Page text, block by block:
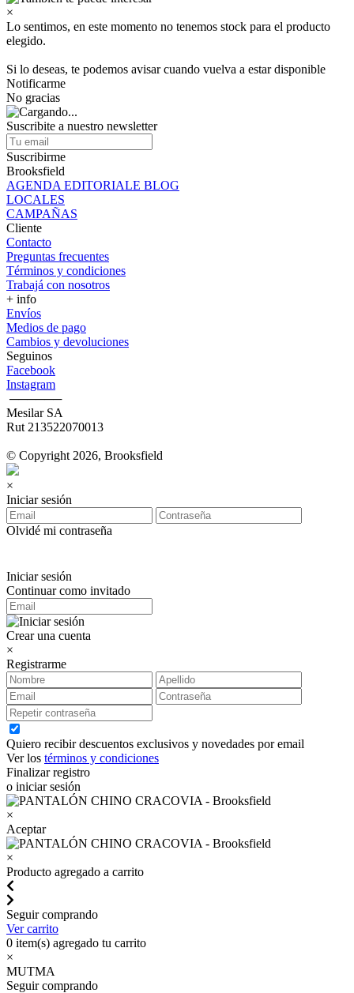
×
Lo sentimos, en este momento no tenemos stock para el producto
elegido.
Si lo deseas, te podemos avisar cuando vuelva a estar disponible
Notificarme
No gracias
Suscribite a nuestro newsletter
Suscribirme
Brooksfield
AGENDA EDITORIALE BLOG
LOCALES
CAMPAÑAS
Cliente
Contacto
Preguntas frecuentes
Términos y condiciones
Trabajá con nosotros
+ info
Envíos
Medios de pago
Cambios y devoluciones
Seguinos
Facebook
Instagram
‎ ──────
Mesilar SA
Rut 213522070013
© Copyright 2026, Brooksfield
×
Iniciar sesión
Olvidé mi contraseña
Iniciar sesión
Continuar como invitado
Crear una cuenta
×
Registrarme
Quiero recibir descuentos exclusivos y novedades por email
Ver los términos y condiciones
Finalizar registro
o iniciar sesión
×
Aceptar
×
Producto agregado a carrito
Seguir comprando
Ver carrito
0 item(s) agregado tu carrito
×
MUTMA
Seguir comprando